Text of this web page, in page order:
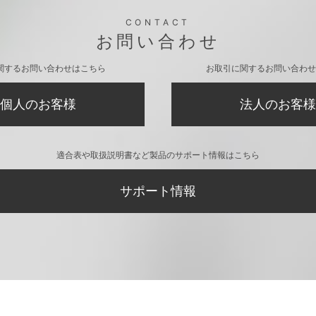
CONTACT
お問い合わせ
するお問い合わせはこちら
個人のお客様
お取引に関するお問い合わ
法人のお客様
適合表や取扱説明書など製品のサポート情報はこちら
サポート情報